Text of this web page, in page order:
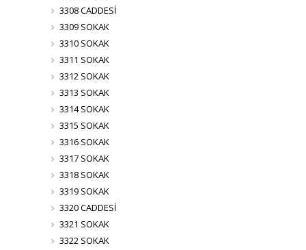
3308 CADDESİ
3309 SOKAK
3310 SOKAK
3311 SOKAK
3312 SOKAK
3313 SOKAK
3314 SOKAK
3315 SOKAK
3316 SOKAK
3317 SOKAK
3318 SOKAK
3319 SOKAK
3320 CADDESİ
3321 SOKAK
3322 SOKAK